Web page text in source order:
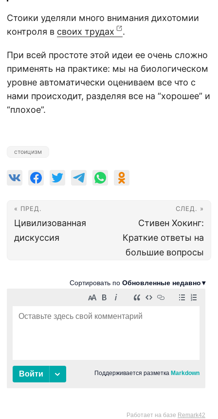
Стоики уделяли много внимания дихотомии
контроля в своих трудах .
При всей простоте этой идеи ее очень сложно
применять на практике: мы на биологическом
уровне автоматически оцениваем все что с
нами происходит, разделяя все на “хорошее” и
“плохое”.
стоицизм
« ПРЕД.
Цивилизованная
дискуссия
СЛЕД. »
Стивен Хокинг:
Краткие ответы на
большие вопросы